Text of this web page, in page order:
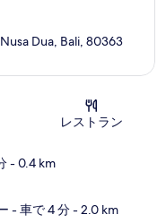
Dua, Bali, 80363
レストラン
- 0.4 km
- 車で 4 分- 2.0 km